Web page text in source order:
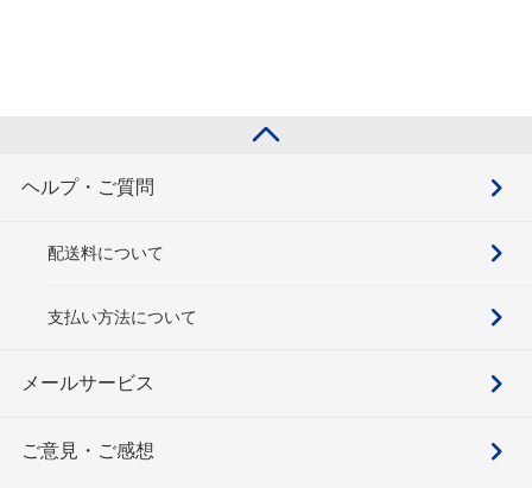
ヘルプ・ご質問
配送料について
支払い方法について
メールサービス
ご意見・ご感想